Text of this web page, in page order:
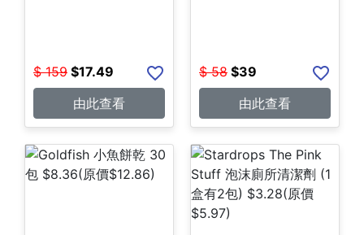
$ 159 $17.49
由此查看
$ 58 $39
由此查看